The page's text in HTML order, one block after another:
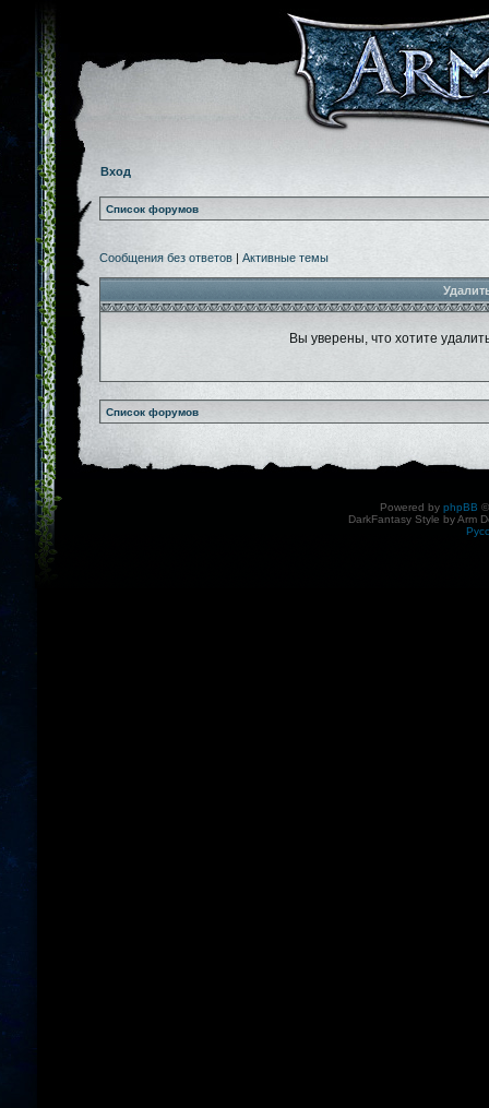
Вход
Список форумов
Сообщения без ответов | Активные темы
Вы уверены, что хотите
Список форумов
Powered by phpBB
DarkFantasy Style by Arm